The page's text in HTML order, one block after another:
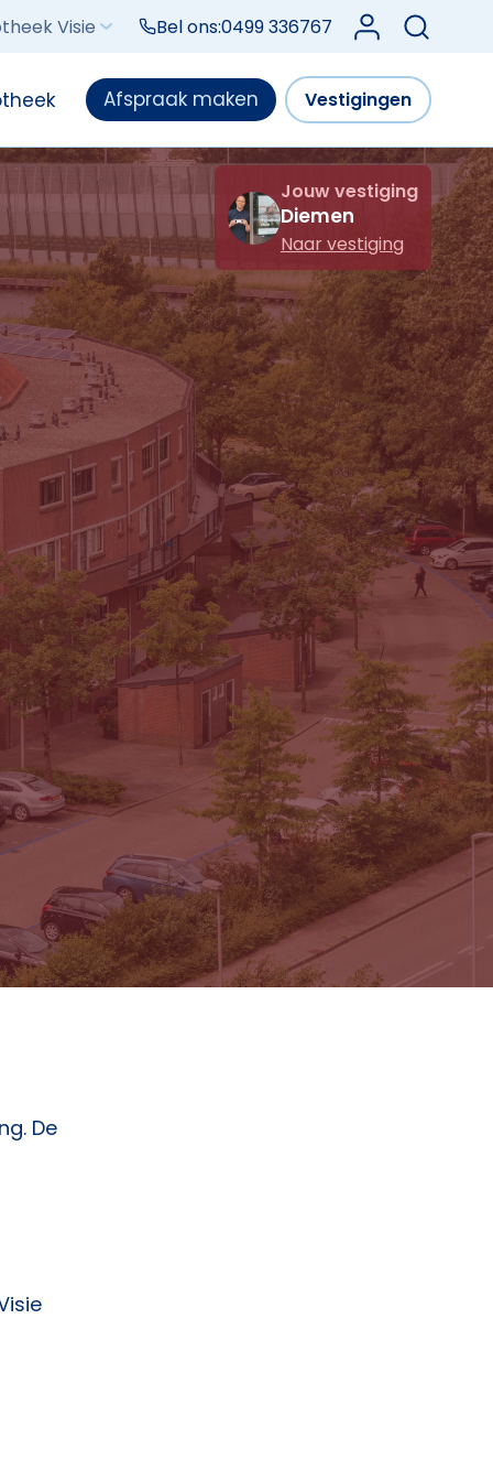
Visie Bel ons:0499 336767 Log in bij Mijn
Afspraak maken Vestigingen
Jouw vestiging
Diemen
Naar vestiging
De